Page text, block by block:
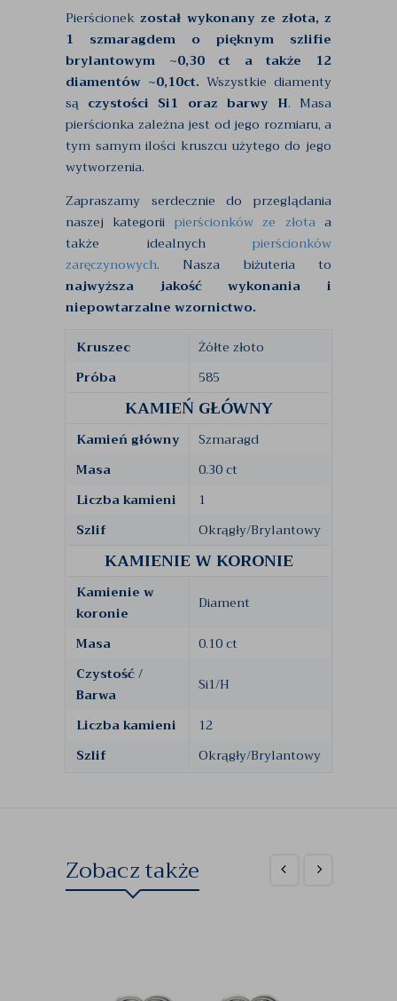
Pierścionekzostał wykonany ze złota, z
1 szmaragdem o pięknym szlifie
brylantowym ~0,30 ct a także 12
diamentów ~0,10ct. Wszystkie diamenty
są czystości Si1 oraz barwy H. Masa
pierścionka zależna jest od jego rozmiaru, a
tym samym ilości kruszcu użytego do jego
wytworzenia.
Zapraszamy serdecznie do przeglądania
naszej kategorii pierścionków ze złotaa
także idealnych pierścionków
zaręczynowych. Nasza biżuteria to
najwyższa jakość wykonania i
niepowtarzalne wzornictwo.
Kruszec
Żółte złoto
Próba
585
KAMIEŃ GŁÓWNY
Kamień główny
Szmaragd
Masa
0.30 ct
Liczba kamieni
1
Szlif
Okrągły/Brylantowy
KAMIENIE W KORONIE
Kamienie w
koronie
Diament
Masa
0.10 ct
Czystość /
Barwa
Si1/H
Liczba kamieni
12
Szlif
Okrągły/Brylantowy
Zobacz także